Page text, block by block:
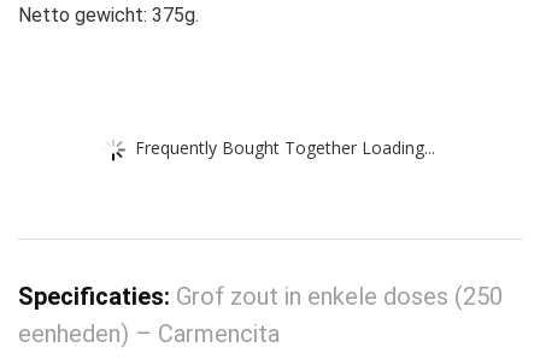
Netto gewicht: 375g.
Frequently Bought Together Loading...
Specificaties: Grof zout in enkele doses (250
eenheden) – Carmencita